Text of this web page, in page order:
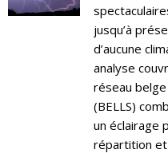
jusqu’à
d’aucune
analyse
réseau
(BELLS)
un éclairage
répartition et